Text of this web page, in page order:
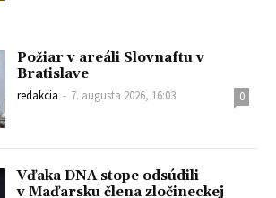
Požiar v areáli Slovnaftu v
Bratislave
redakcia - 7. augusta 2026, 16:03 0
Vďaka DNA stope odsúdili
v Maďarsku člena zločineckej